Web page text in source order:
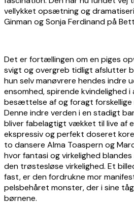
vellykket opsætning og
Ginman og Sonja Ferdinand på
Det er fortællingen om en piges
svigt og overgreb tidligt afslutter
hun selv manøvrere hendes indre
ensomhed, spirende kvindelighed
besættelse af og foragt forskellige
Denne indre verden i en stadigt
bliver fabelagtigt vækket til live af
ekspressiv og perfekt doseret
to dansere Alma Toaspern og
hvor fantasi og virkelighed
den trøstesløse virkelighed. Et
fast, er den fordrukne mor
pelsbehåret monster, der i sine
børnene.